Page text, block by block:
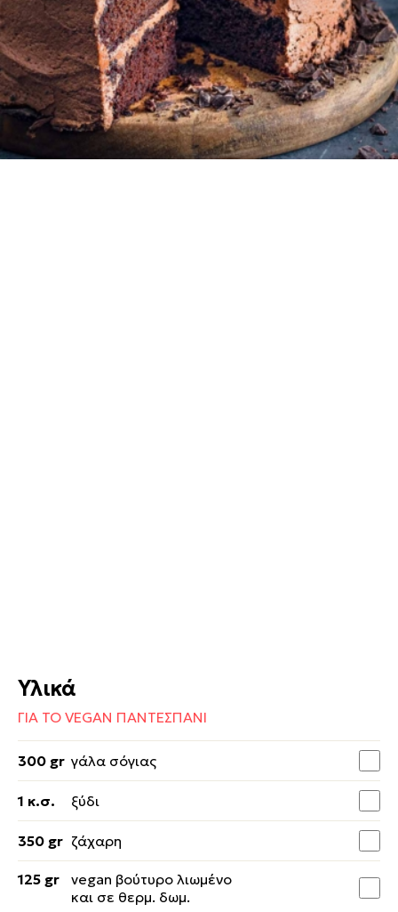
Εύκολη 0:45
8-10 μερίδες 10 λεπτά 35 λεπτά
Υλικά
ΓΙΑ ΤΟ VEGAN ΠΑΝΤΕΣΠΑΝΙ
300 gr γάλα σόγιας
1 κ.σ. ξύδι
350 gr ζάχαρη
125 gr
vegan βούτυρο λιωμένο
και σε θερμ. δωμ.